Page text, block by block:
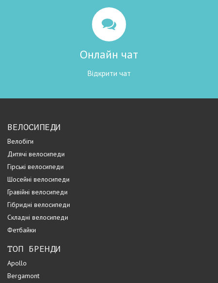
Онлайн чат
Відкрити чат
ВЕЛОСИПЕДИ
Велобіги
Дитячі велосипеди
Гірські велосипеди
Шосейні велосипеди
Гравійні велосипеди
Гібридні велосипеди
Складні велосипеди
Фетбайки
ТОП БРЕНДИ
Apollo
Bergamont